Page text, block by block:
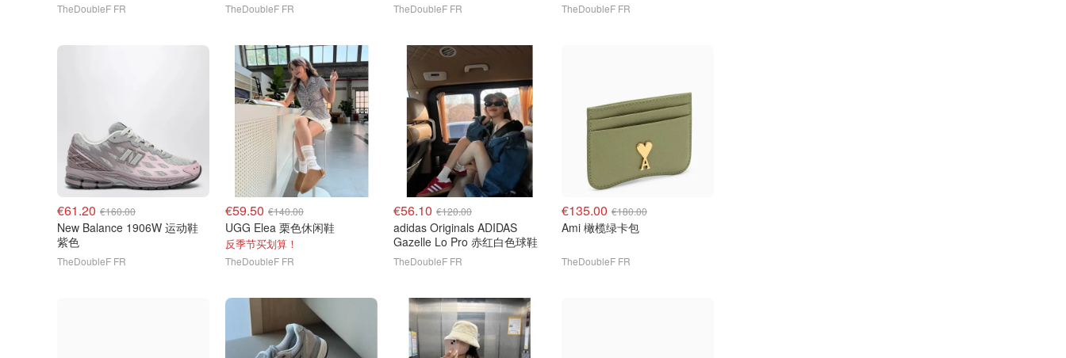
TheDoubleF FR TheDoubleF FR TheDoubleF FR TheDoubleF FR
€61.20 €160.00
New Balance 1906W 运动鞋
紫色
TheDoubleF FR
€59.50 €140.00
UGG Elea 栗色休闲鞋
反季节买划算！
TheDoubleF FR
€56.10 €120.00
adidas Originals ADIDAS
Gazelle Lo Pro 赤红白色球鞋
TheDoubleF FR
€135.00 €180.00
Ami 橄榄绿卡包
TheDoubleF FR